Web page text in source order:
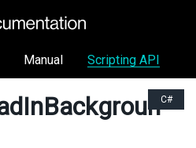
Manual Scripting API
C#